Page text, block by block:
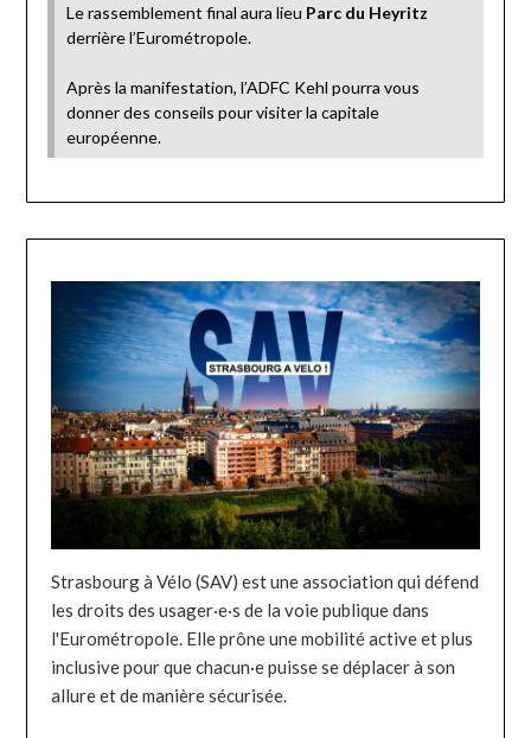
Le rassemblement final aura lieu Parc du Heyritz
derrière l’Eurométropole.
Après la manifestation, l’ADFC Kehl pourra vous
donner des conseils pour visiter la capitale
européenne.
Strasbourg à Vélo (SAV) est une association qui défend
les droits des usager·e·s de la voie publique dans
l'Eurométropole. Elle prône une mobilité active et plus
inclusive pour que chacun·e puisse se déplacer à son
allure et de manière sécurisée.